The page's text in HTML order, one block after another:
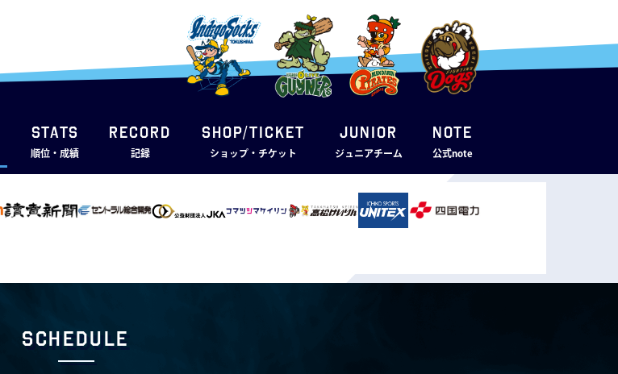
STATS
順位・成績
RECORD
記録
SHOP/TICKET
ショップ・チケット
JUNIOR
ジュニアチーム
note
公式note
Schedule